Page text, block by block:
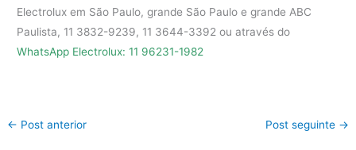
Electrolux em São Paulo, grande São Paulo e grande ABC
Paulista, 11 3832-9239, 11 3644-3392 ou através do
WhatsApp Electrolux: 11 96231-1982
← Post anterior Post seguinte →